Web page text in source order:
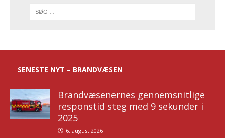
SENESTE NYT – BRANDVÆSEN
Brandvæsenernes gennemsnitlige
responstid steg med 9 sekunder i
2025
6. august 2026